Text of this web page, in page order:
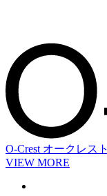
O-Crest オークレスト
VIEW MORE